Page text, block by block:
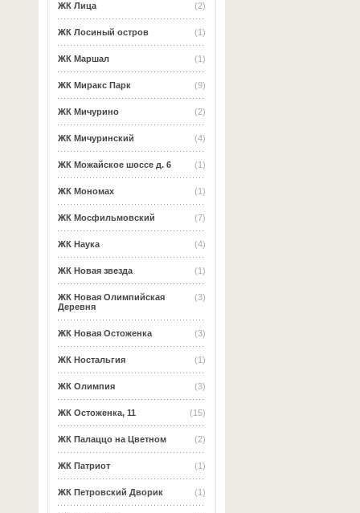
(2)
ЖК Лица
(1)
ЖК Лосиный остров
(1)
ЖК Маршал
(9)
ЖК Миракс Парк
(2)
ЖК Мичурино
(4)
ЖК Мичуринский
(1)
ЖК Можайское шоссе д. 6
(1)
ЖК Мономах
(7)
ЖК Мосфильмовский
(4)
ЖК Наука
(1)
ЖК Новая звезда
(3)
ЖК Новая Олимпийская
Деревня
(3)
ЖК Новая Остоженка
(1)
ЖК Ностальгия
(3)
ЖК Олимпия
(15)
ЖК Остоженка, 11
(2)
ЖК Палаццо на Цветном
(1)
ЖК Патриот
(1)
ЖК Петровский Дворик